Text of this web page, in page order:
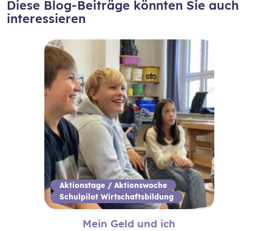
Diese Blog-Beiträge könnten Sie auch
interessieren
Aktionstage / Aktionswoche
Schulpilot Wirtschaftsbildung
Mein Geld und ich